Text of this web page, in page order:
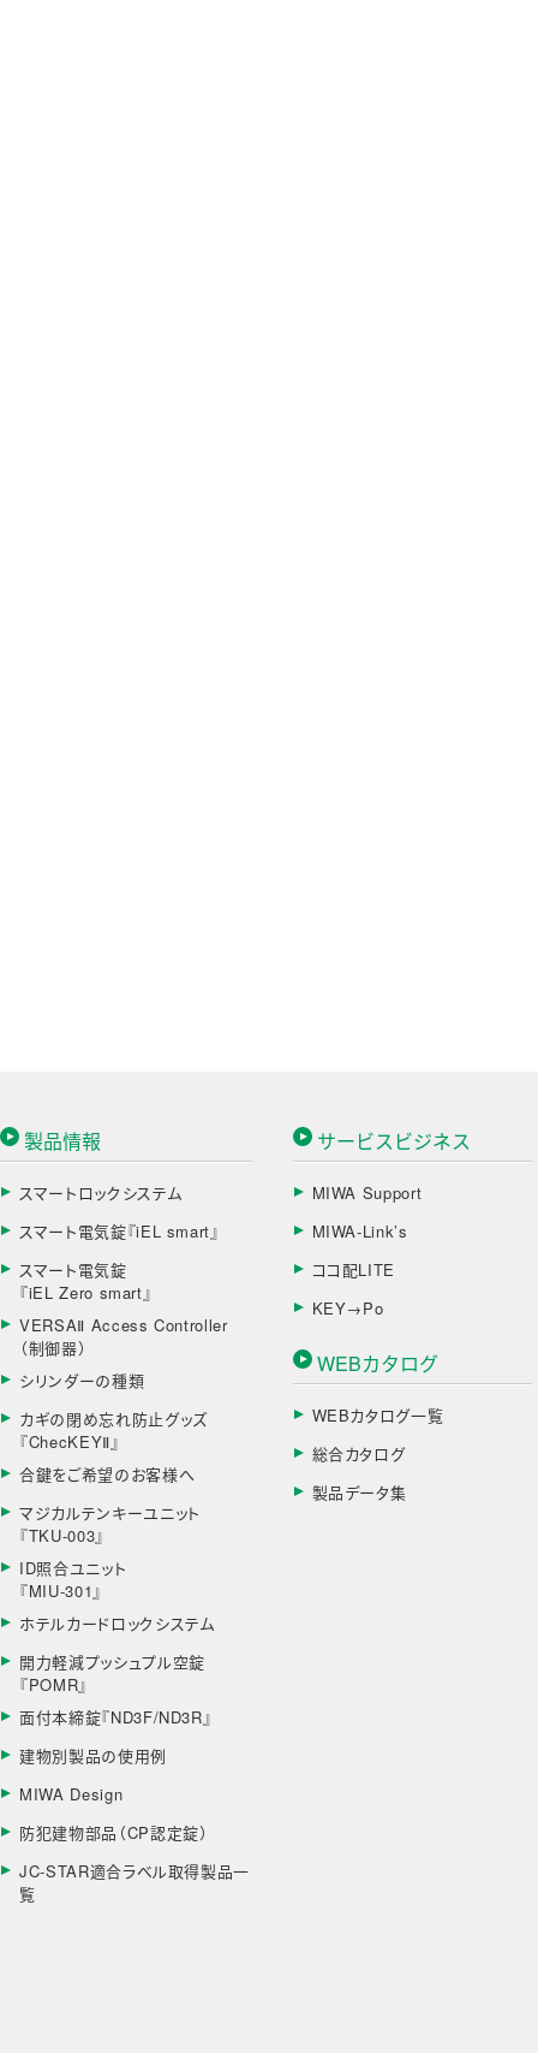
製品情報
スマートロックシステム
スマート電気錠『iEL smart』
スマート電気錠
『iEL Zero smart』
VERSAⅡ Access Controller
（制御器）
シリンダーの種類
カギの閉め忘れ防止グッズ
『ChecKEYⅡ』
合鍵をご希望のお客様へ
マジカルテンキーユニット
『TKU-003』
ID照合ユニット
『MIU-301』
ホテルカードロックシステム
開力軽減プッシュプル空錠
『POMR』
面付本締錠『ND3F/ND3R』
建物別製品の使用例
MIWA Design
防犯建物部品（CP認定錠）
JC-STAR適合ラベル取得製品一
覧
サービスビジネス
MIWA Support
MIWA-Link’s
ココ配LITE
KEY→Po
WEBカタログ
WEBカタログ一覧
総合カタログ
製品データ集